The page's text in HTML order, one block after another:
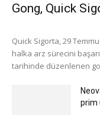
Gong, Quick
Quick Sigorta, 29
halka arz sürecini
tarihinde düzenlenen
prim